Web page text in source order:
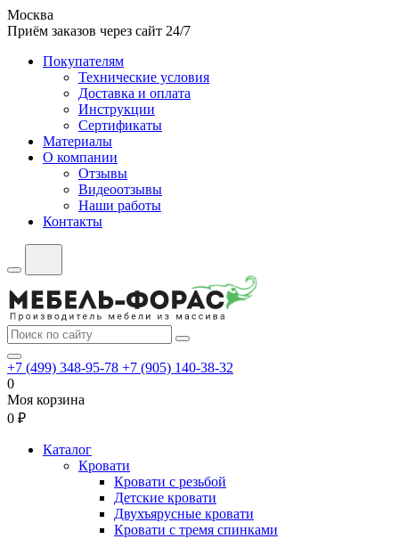
Москва
Приём заказов через сайт 24/7
Покупателям
Технические условия
Доставка и оплата
Инструкции
Сертификаты
Материалы
О компании
Отзывы
Видеоотзывы
Наши работы
Контакты
+7 (499) 348-95-78 +7 (905) 140-38-32
0
Моя корзина
0 ₽
Каталог
Кровати
Кровати с резьбой
Детские кровати
Двухъярусные кровати
Кровати с тремя спинками